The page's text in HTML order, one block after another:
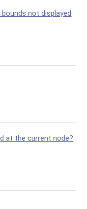
not displayed
at the current node?